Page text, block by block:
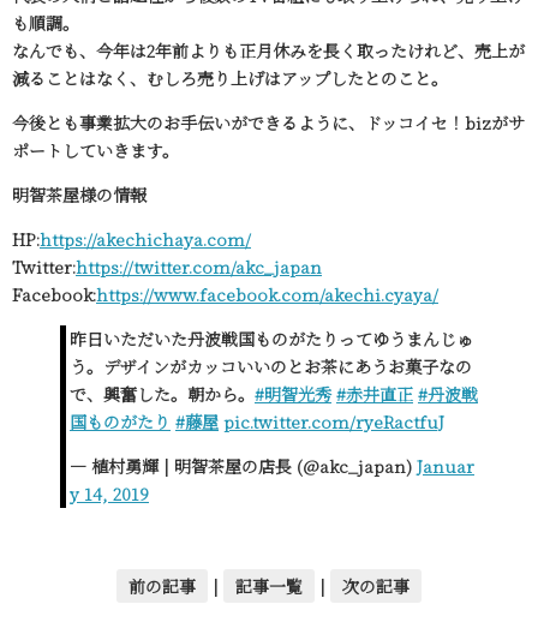
も順調。
なんでも、今年は2年前よりも正月休みを長く取ったけれど、売上が
減ることはなく、むしろ売り上げはアップしたとのこと。
今後とも事業拡大のお手伝いができるように、ドッコイセ！bizがサ
ポートしていきます。
明智茶屋様の情報
HP:https://akechichaya.com/
Twitter:https://twitter.com/akc_japan
Facebook:https://www.facebook.com/akechi.cyaya/
昨日いただいた丹波戦国ものがたりってゆうまんじゅ
う。デザインがカッコいいのとお茶にあうお菓子なの
で、興奮した。朝から。 #明智光秀 #赤井直正 #丹波戦
国ものがたり #藤屋 pic.twitter.com/ryeRactfuJ
— 植村勇輝 | 明智茶屋の店長 (@akc_japan) Januar
y 14, 2019
前の記事 | 記事一覧 | 次の記事